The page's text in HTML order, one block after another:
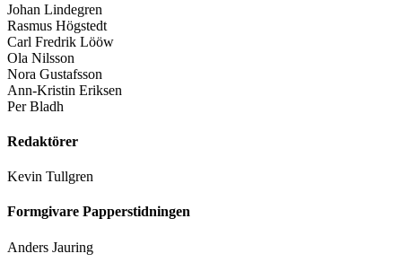
Johan Lindegren
Rasmus Högstedt
Carl Fredrik Lööw
Ola Nilsson
Nora Gustafsson
Ann-Kristin Eriksen
Per Bladh
Redaktörer
Kevin Tullgren
Formgivare Papperstidningen
Anders Jauring